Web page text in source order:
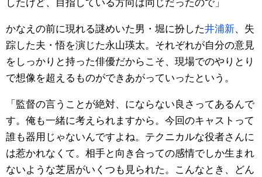
かなえの前に現れる謎めいた男・堀に扮した井浦新、失
踪した夫・悟を演じた永山瑛太。それぞれが自分の意見
をしっかりと持った俳優だからこそ、現場でのやりとり
で想像を超えるものができあがっていったという。
「監督の言うことが絶対、にならない良さってあるんで
す。俺も一緒に考えられますから。今回のキャストって
誰も器用じゃないんですよね。テクニカルな役者さんに
は惹かれなくて。相手と向き合っての感情でしか生まれ
ないような芝居がいくつも見られた。こんなとき、どん